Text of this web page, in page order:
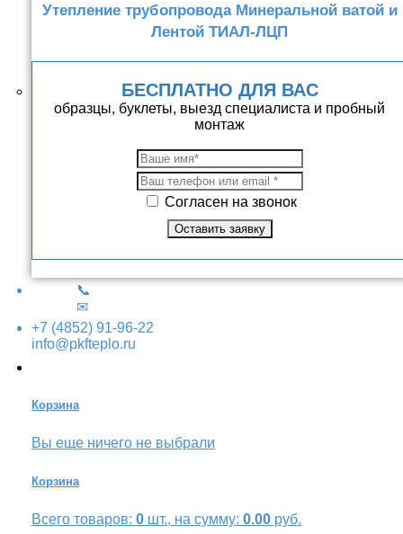
Утепление трубопровода Минеральной ватой и
Лентой ТИАЛ-ЛЦП
БЕСПЛАТНО ДЛЯ ВАС
образцы, буклеты, выезд специалиста и пробный
монтаж
Согласен на звонок
📞
✉
+7 (4852) 91-96-22
info@pkfteplo.ru
Корзина
Вы еще ничего не выбрали
Корзина
Всего товаров: 0 шт., на сумму: 0.00 руб.